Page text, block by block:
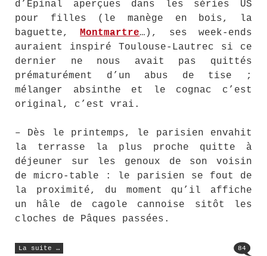
d’Epinal aperçues dans les séries US
pour filles (le manège en bois, la
baguette,Montmartre…), ses week-ends
auraient inspiré Toulouse-Lautrec si ce
dernier ne nous avait pas quittés
prématurément d’un abus de tise ;
mélanger absinthe et le cognac c’est
original, c’est vrai.
– Dès le printemps, le parisien envahit
la terrasse la plus proche quitte à
déjeuner sur les genoux de son voisin
de micro-table : le parisien se fout de
la proximité, du moment qu’il affiche
un hâle de cagole cannoise sitôt les
cloches de Pâques passées.
La suite …
« La
définition
84